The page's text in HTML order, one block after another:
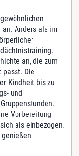
an. Anders als im
an, die zum
passt. Die
Kindheit bis zu
und
Vorbereitung
als einbezogen,